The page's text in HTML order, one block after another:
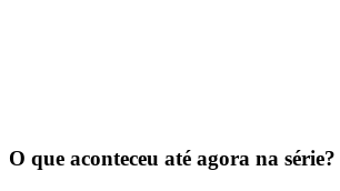
O que aconteceu até agora na série?